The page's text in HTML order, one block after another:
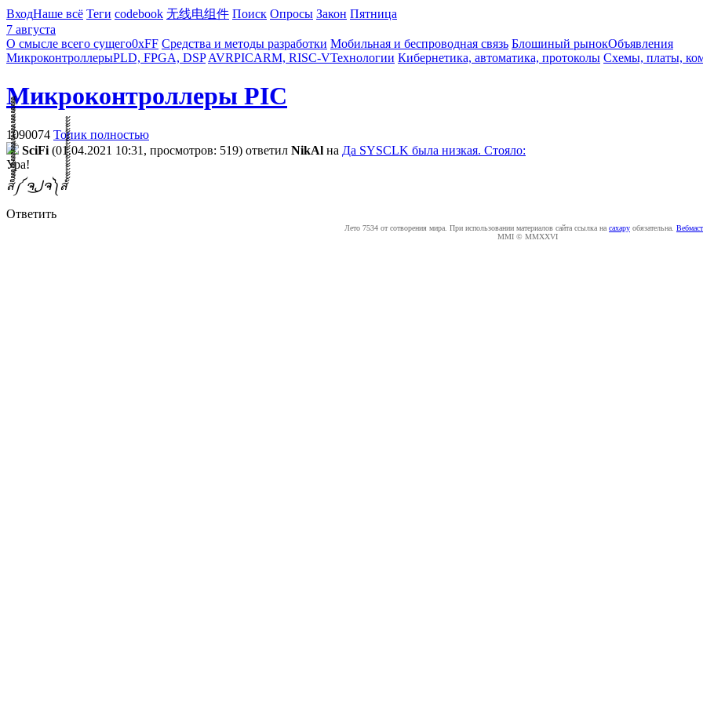
ВходНаше всё Теги codebook 无线电组件 Поиск Опросы Закон Пятница
7 августа
О смысле всего сущего0xFF Средства и методы разработки Мобильная и беспроводная связь Блошиный рынокОбъявления
МикроконтроллерыPLD, FPGA, DSP AVRPICARM, RISC-VТехнологии Кибернетика, автоматика, протоколы Схемы, платы,
Микроконтроллеры PIC
1090074 Топик полностью
SciFi (01.04.2021 10:31, просмотров: 519) ответил NikAl на Да SYSCLK была низкая. Стояло:
Ура!
ส็็็็็็็็็็็็็็็็็็็็็็็็็༼ ຈل͜ຈ༽ส้้้้้้้้้้้้้้้้้้้้้้้
Ответить
Лето 7534 от сотворения мира. При использовании материалов сайта ссылка на caxapу обязательна.
MMI © MMXXVI